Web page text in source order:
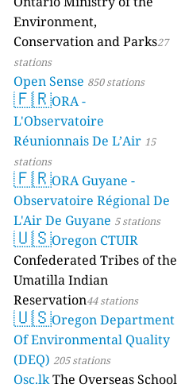
Environment,
Conservation and Parks27
stations
Open Sense 850 stations
🇫🇷ORA -
L'Observatoire
Réunionnais De L’Air 15
stations
🇫🇷ORA Guyane -
Observatoire Régional De
L'Air De Guyane 5 stations
🇺🇸Oregon CTUIR
Confederated Tribes of the
Umatilla Indian
Reservation44 stations
🇺🇸Oregon Department
Of Environmental Quality
(DEQ) 205 stations
Osc.lkThe Overseas School